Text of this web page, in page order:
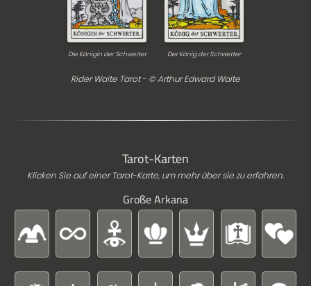
Die Königin der Schwerter Der König der Schwerter
Rider Waite Tarot - © Arthur Edward Waite
Tarot-Karten
Klicken Sie auf einer Tarot-Karte, um mehr über sie zu erfahren.
Große Arkana